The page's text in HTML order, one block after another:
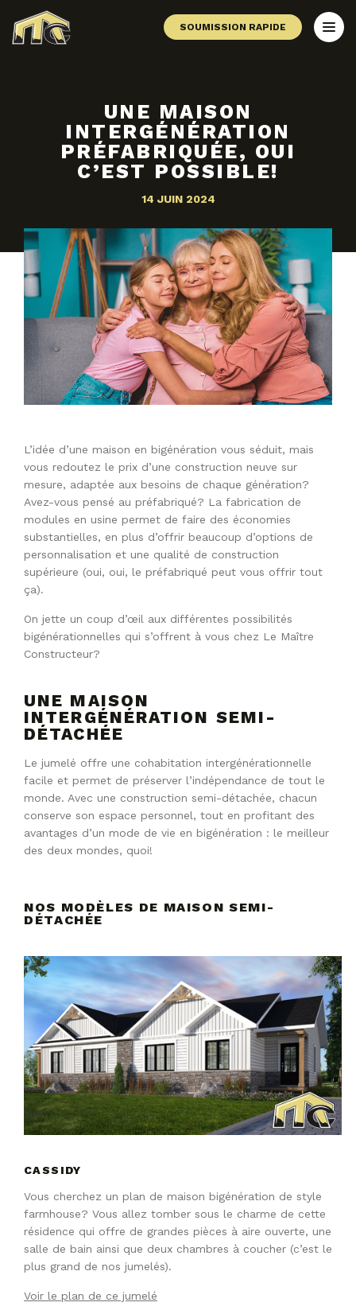
SOUMISSION RAPIDE
UNE MAISON
INTERGÉNÉRATION
PRÉFABRIQUÉE, OUI
C’EST POSSIBLE!
14 JUIN 2024
L’idée d’une maison en bigénération vous séduit, mais
vous redoutez le prix d’une construction neuve sur
mesure, adaptée aux besoins de chaque génération?
Avez-vous pensé au préfabriqué? La fabrication de
modules en usine permet de faire des économies
substantielles, en plus d’offrir beaucoup d’options de
personnalisation et une qualité de construction
supérieure (oui, oui, le préfabriqué peut vous offrir tout
ça).
On jette un coup d’œil aux différentes possibilités
bigénérationnelles qui s’offrent à vous chez Le Maître
Constructeur?
UNE MAISON
INTERGÉNÉRATION SEMI-
DÉTACHÉE
Le jumelé offre une cohabitation intergénérationnelle
facile et permet de préserver l’indépendance de tout le
monde. Avec une construction semi-détachée, chacun
conserve son espace personnel, tout en profitant des
avantages d’un mode de vie en bigénération : le meilleur
des deux mondes, quoi!
NOS MODÈLES DE MAISON SEMI-
DÉTACHÉE
CASSIDY
Vous cherchez un plan de maison bigénération de style
farmhouse? Vous allez tomber sous le charme de cette
résidence qui offre de grandes pièces à aire ouverte, une
salle de bain ainsi que deux chambres à coucher (c’est le
plus grand de nos jumelés).
Voir le plan de ce jumelé